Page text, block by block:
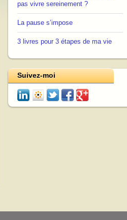
pas vivre sereinement ?
La pause s’impose
3 livres pour 3 étapes de ma vie
Suivez-moi